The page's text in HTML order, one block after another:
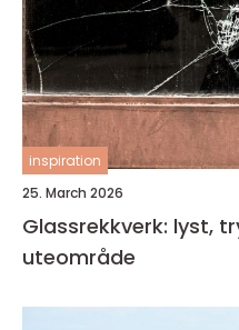
inspiration
25. March 2026
Glassrekkverk: lyst,
uteområde